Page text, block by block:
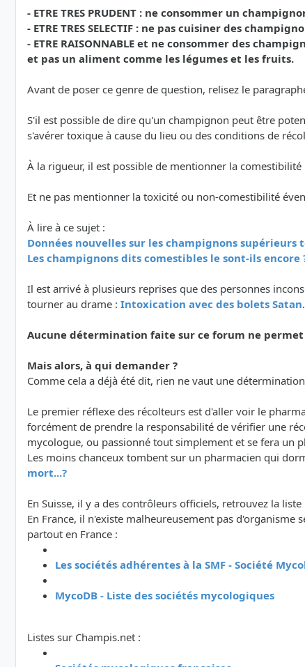
- ETRE TRES PRUDENT : ne consommer un
- ETRE TRES SELECTIF : ne pas cuisiner des
- ETRE RAISONNABLE et ne consommer des
et pas un aliment comme les légumes et les fruits.
Avant de poser ce genre de question, relisez le
S'il est possible de dire qu'un champignon peut être
s'avérer toxique à cause du lieu ou des conditions de
À la rigueur, il est possible de mentionner la
Et ne pas mentionner la toxicité ou non-comestibilité
À lire à ce sujet :
Données nouvelles sur les champignons supérieurs
Les champignons dits comestibles le sont-ils encore
Il est arrivé à plusieurs reprises que des personnes
tourner au drame : Intoxication avec des bolets Satan
Aucune détermination faite sur ce forum ne
Mais alors, à qui demander ?
Comme cela a déjà été dit, rien ne vaut une
Le premier réflexe des récolteurs est d'aller voir le
forcément de prendre la responsabilité de vérifier une
mycologue, ou passionné tout simplement et se fera un
Les moins chanceux tombent sur un pharmacien qui
mort...?
En Suisse, il y a des contrôleurs officiels, retrouvez la
En France, il n'existe malheureusement pas
partout en France :
Les sociétés adhérentes à la SMF - Société
MycoDB - Liste des sociétés mycologiques
Listes sur Champis.net :